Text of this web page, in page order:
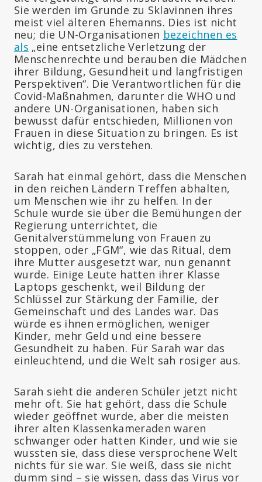
Sie werden im Grunde zu Sklavinnen ihres
meist viel älteren Ehemanns. Dies ist nicht
neu; die UN-Organisationen bezeichnen es
als „eine entsetzliche Verletzung der
Menschenrechte und berauben die Mädchen
ihrer Bildung, Gesundheit und langfristigen
Perspektiven“. Die Verantwortlichen für die
Covid-Maßnahmen, darunter die WHO und
andere UN-Organisationen, haben sich
bewusst dafür entschieden, Millionen von
Frauen in diese Situation zu bringen. Es ist
wichtig, dies zu verstehen.
Sarah hat einmal gehört, dass die Menschen
in den reichen Ländern Treffen abhalten,
um Menschen wie ihr zu helfen. In der
Schule wurde sie über die Bemühungen der
Regierung unterrichtet, die
Genitalverstümmelung von Frauen zu
stoppen, oder „FGM“, wie das Ritual, dem
ihre Mutter ausgesetzt war, nun genannt
wurde. Einige Leute hatten ihrer Klasse
Laptops geschenkt, weil Bildung der
Schlüssel zur Stärkung der Familie, der
Gemeinschaft und des Landes war. Das
würde es ihnen ermöglichen, weniger
Kinder, mehr Geld und eine bessere
Gesundheit zu haben. Für Sarah war das
einleuchtend, und die Welt sah rosiger aus.
Sarah sieht die anderen Schüler jetzt nicht
mehr oft. Sie hat gehört, dass die Schule
wieder geöffnet wurde, aber die meisten
ihrer alten Klassenkameraden waren
schwanger oder hatten Kinder, und wie sie
wussten sie, dass diese versprochene Welt
nichts für sie war. Sie weiß, dass sie nicht
dumm sind – sie wissen, dass das Virus vor